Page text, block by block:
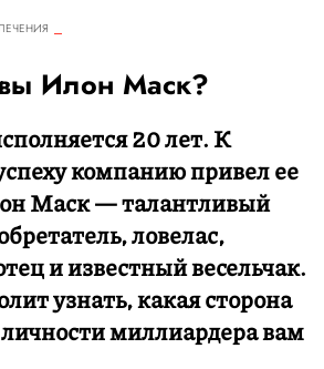
вы Илон Маск?
20 лет. К
компанию привел ее
Маск — талантливый
ловелас,
и известный весельчак.
узнать, какая сторона
миллиардера вам